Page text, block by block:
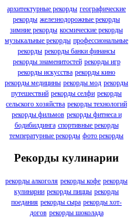
архитектурные рекорды географические
рекорды железнодорожные рекорды
зимние рекорды космические рекорды
музыкальные рекорды профессиональные
рекорды рекорды банки финансы
рекорды знаменитостей рекорды игр
рекорды искусства рекорды кино
рекорды медицины рекорды мод рекорды
путешествий рекорды селфи рекорды
сельского хозяйства рекорды технологий
рекорды фильмов рекорды фитнеса и
бодибилдинга спортивные рекорды
температурные рекорды фото рекорды
Рекорды кулинарии
рекорды алкоголя рекорды кофе рекорды
кулинарии рекорды пиццы рекорды
поедания рекорды сыра рекорды хот-
догов рекорды шоколада